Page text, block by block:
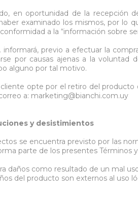
en oportunidad de la recepción
examinado los mismos, por lo
a la “información sobre
informará, previo a efectuar la
por causas ajenas a la
alguno por tal motivo.
opte por el retiro del
a: marketing@bianchi.com.uy
y desistimientos
se encuentra previsto por las
parte de los presentes Términos
daños como resultado de un mal
del producto son externos al uso